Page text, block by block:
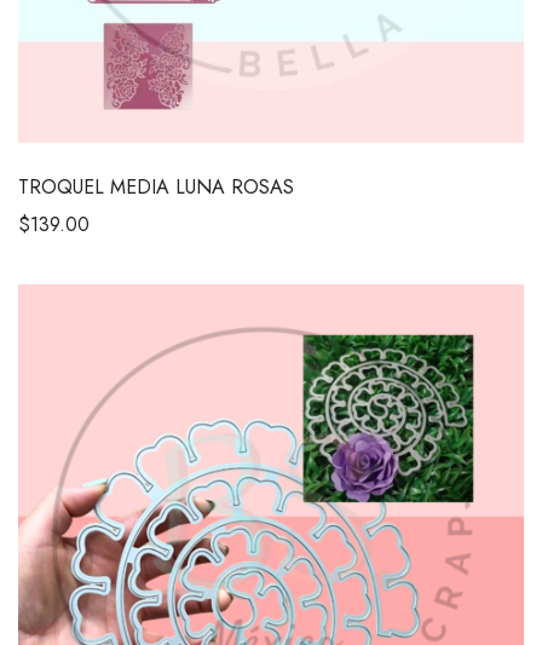
TROQUEL MEDIA LUNA ROSAS
$139.00